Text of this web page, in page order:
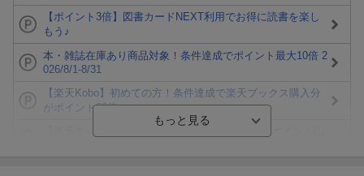
【ポイント3倍】図書カードNEXT利用でお得に読書を楽し
もう♪
本・雑誌在庫あり商品対象！条件達成でポイント最大10倍 2
026/8/1-8/31
【楽天Kobo】初めての方！条件達成で楽天ブックス購入分
がポイント20倍